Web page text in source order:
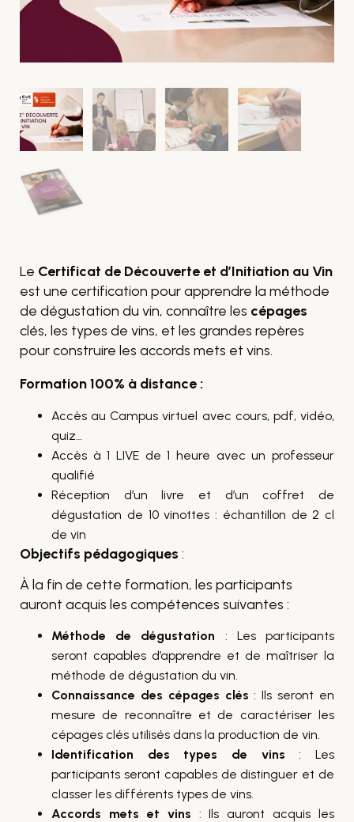
Le Certificat de Découverte et d’Initiation au Vin
est une certification pour apprendre la méthode
de dégustation du vin, connaître les cépages
clés, les types de vins, et les grandes repères
pour construire les accords mets et vins.
Formation 100% à distance :
Accès au Campus virtuel avec cours, pdf, vidéo,
quiz…
Accès à 1 LIVE de 1 heure avec un professeur
qualifié
Réception d’un livre et d’un coffret de
dégustation de 10 vinottes : échantillon de 2 cl
de vin
Objectifs pédagogiques :
À la fin de cette formation, les participants
auront acquis les compétences suivantes :
Méthode de dégustation : Les participants
seront capables d’apprendre et de maîtriser la
méthode de dégustation du vin.
Connaissance des cépages clés : Ils seront en
mesure de reconnaître et de caractériser les
cépages clés utilisés dans la production de vin.
Identification des types de vins : Les
participants seront capables de distinguer et de
classer les différents types de vins.
Accords mets et vins : Ils auront acquis les